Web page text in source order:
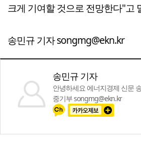
크게 기여할 것으로 전망한다"고
송민규 기자 songmg@ekn.kr
송민규 기자
안녕하세요 에너지경제 신문
중기부 songmg@ekn.kr